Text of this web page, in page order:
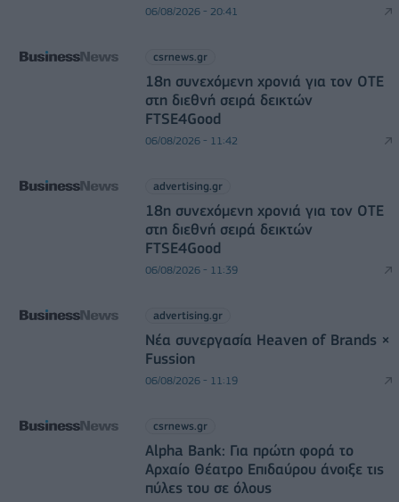
06/08/2026 - 20:41
csrnews.gr
18η συνεχόμενη χρονιά για τον ΟΤΕ
στη διεθνή σειρά δεικτών
FTSE4Good
06/08/2026 - 11:42
advertising.gr
18η συνεχόμενη χρονιά για τον ΟΤΕ
στη διεθνή σειρά δεικτών
FTSE4Good
06/08/2026 - 11:39
advertising.gr
Νέα συνεργασία Heaven of Brands ×
Fussion
06/08/2026 - 11:19
csrnews.gr
Alpha Bank: Για πρώτη φορά το
Αρχαίο Θέατρο Επιδαύρου άνοιξε τις
πύλες του σε όλους